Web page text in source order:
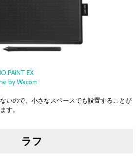
PAINT EX
by Wacom
いので、小さなスペースでも設置することが
す。
ラフ